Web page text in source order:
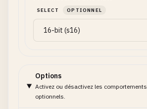
SELECT OPTIONNEL
Options
Activez ou désactivez les comportements
optionnels.